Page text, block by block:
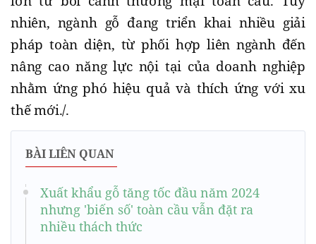
nhiên, ngành gỗ đang triển khai nhiều giải
pháp toàn diện, từ phối hợp liên ngành đến
nâng cao năng lực nội tại của doanh nghiệp
nhằm ứng phó hiệu quả và thích ứng với xu
thế mới./.
BÀI LIÊN QUAN
Xuất khẩu gỗ tăng tốc đầu năm 2024
nhưng 'biến số' toàn cầu vẫn đặt ra
nhiều thách thức